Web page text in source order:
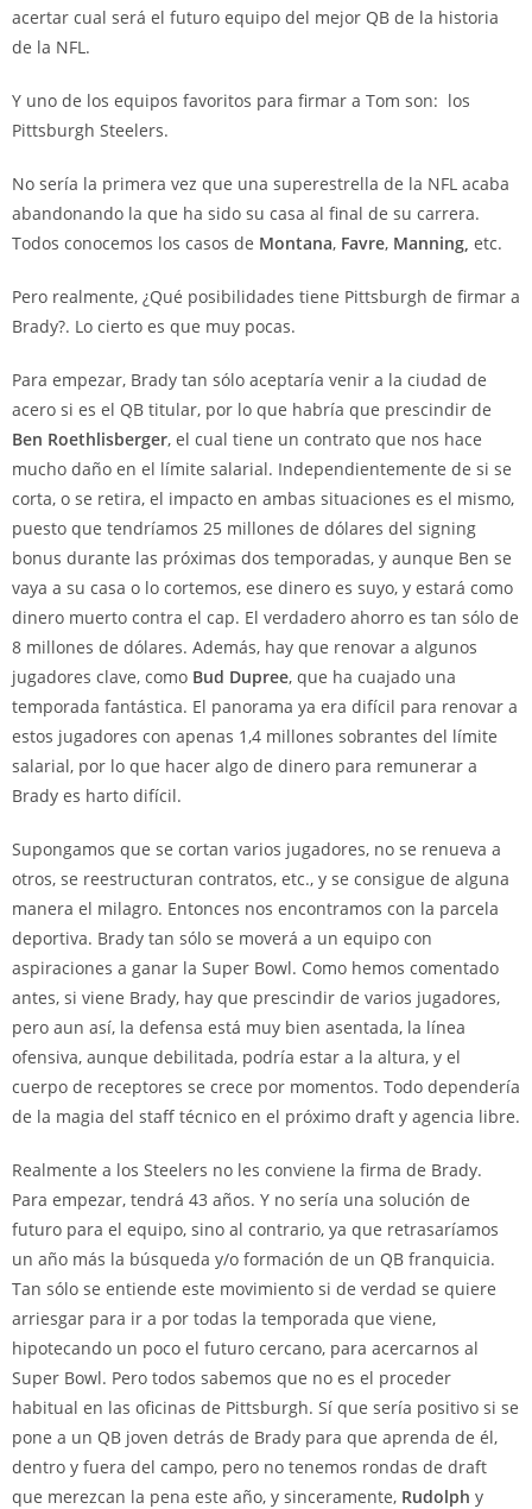
acertar cual será el futuro equipo del mejor QB de la historia
de la NFL.
Y uno de los equipos favoritos para firmar a Tom son: los
Pittsburgh Steelers.
No sería la primera vez que una superestrella de la NFL acaba
abandonando la que ha sido su casa al final de su carrera.
Todos conocemos los casos de Montana, Favre, Manning, etc.
Pero realmente, ¿Qué posibilidades tiene Pittsburgh de firmar a
Brady?. Lo cierto es que muy pocas.
Para empezar, Brady tan sólo aceptaría venir a la ciudad de
acero si es el QB titular, por lo que habría que prescindir de
Ben Roethlisberger, el cual tiene un contrato que nos hace
mucho daño en el límite salarial. Independientemente de si se
corta, o se retira, el impacto en ambas situaciones es el mismo,
puesto que tendríamos 25 millones de dólares del signing
bonus durante las próximas dos temporadas, y aunque Ben se
vaya a su casa o lo cortemos, ese dinero es suyo, y estará como
dinero muerto contra el cap. El verdadero ahorro es tan sólo de
8 millones de dólares. Además, hay que renovar a algunos
jugadores clave, como Bud Dupree, que ha cuajado una
temporada fantástica. El panorama ya era difícil para renovar a
estos jugadores con apenas 1,4 millones sobrantes del límite
salarial, por lo que hacer algo de dinero para remunerar a
Brady es harto difícil.
Supongamos que se cortan varios jugadores, no se renueva a
otros, se reestructuran contratos, etc., y se consigue de alguna
manera el milagro. Entonces nos encontramos con la parcela
deportiva. Brady tan sólo se moverá a un equipo con
aspiraciones a ganar la Super Bowl. Como hemos comentado
antes, si viene Brady, hay que prescindir de varios jugadores,
pero aun así, la defensa está muy bien asentada, la línea
ofensiva, aunque debilitada, podría estar a la altura, y el
cuerpo de receptores se crece por momentos. Todo dependería
de la magia del staff técnico en el próximo draft y agencia libre.
Realmente a los Steelers no les conviene la firma de Brady.
Para empezar, tendrá 43 años. Y no sería una solución de
futuro para el equipo, sino al contrario, ya que retrasaríamos
un año más la búsqueda y/o formación de un QB franquicia.
Tan sólo se entiende este movimiento si de verdad se quiere
arriesgar para ir a por todas la temporada que viene,
hipotecando un poco el futuro cercano, para acercarnos al
Super Bowl. Pero todos sabemos que no es el proceder
habitual en las oficinas de Pittsburgh. Sí que sería positivo si se
pone a un QB joven detrás de Brady para que aprenda de él,
dentro y fuera del campo, pero no tenemos rondas de draft
que merezcan la pena este año, y sinceramente, Rudolph y